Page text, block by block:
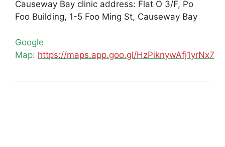
Causeway Bay clinic address: Flat O 3/F, Po
Foo Building, 1-5 Foo Ming St, Causeway Bay
Google
Map: https://maps.app.goo.gl/HzPiknywAfj1yrNx7